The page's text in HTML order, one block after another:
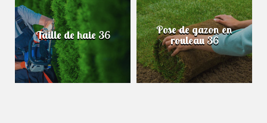
Taille de haie 36 Pose de gazon en
rouleau 36